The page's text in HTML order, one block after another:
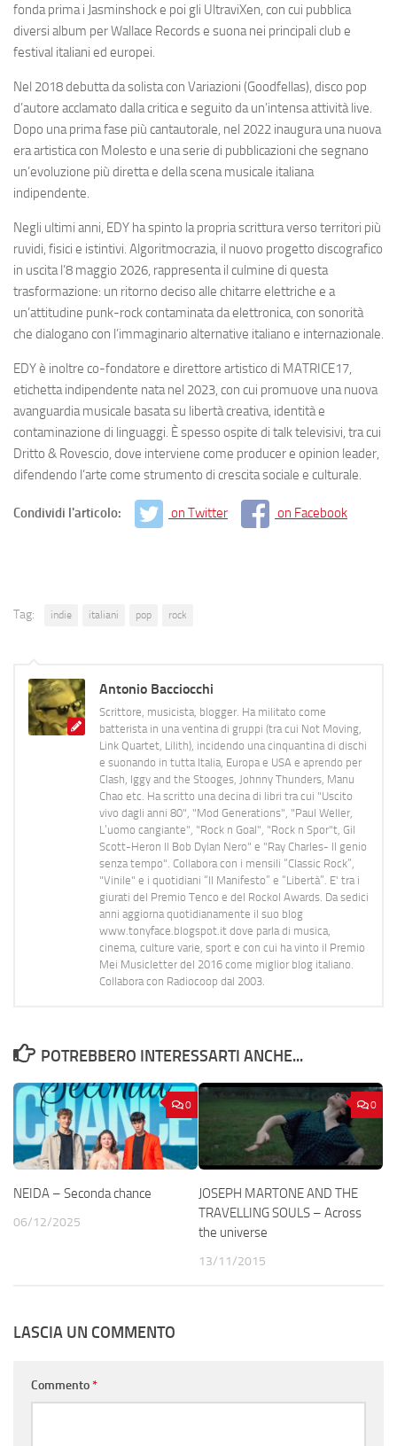
fonda prima i Jasminshock e poi gli UltraviXen, con cui pubblica
diversi album per Wallace Records e suona nei principali club e
festival italiani ed europei.
Nel 2018 debutta da solista con Variazioni (Goodfellas), disco pop
d’autore acclamato dalla critica e seguito da un’intensa attività live.
Dopo una prima fase più cantautorale, nel 2022 inaugura una nuova
era artistica con Molesto e una serie di pubblicazioni che segnano
un’evoluzione più diretta e della scena musicale italiana
indipendente.
Negli ultimi anni, EDY ha spinto la propria scrittura verso territori più
ruvidi, fisici e istintivi. Algoritmocrazia, il nuovo progetto discografico
in uscita l’8 maggio 2026, rappresenta il culmine di questa
trasformazione: un ritorno deciso alle chitarre elettriche e a
un’attitudine punk-rock contaminata da elettronica, con sonorità
che dialogano con l’immaginario alternative italiano e internazionale.
EDY è inoltre co-fondatore e direttore artistico di MATRICE17,
etichetta indipendente nata nel 2023, con cui promuove una nuova
avanguardia musicale basata su libertà creativa, identità e
contaminazione di linguaggi. È spesso ospite di talk televisivi, tra cui
Dritto & Rovescio, dove interviene come producer e opinion leader,
difendendo l’arte come strumento di crescita sociale e culturale.
Condividi l'articolo: on Twitter on Facebook
Tag: indie italiani pop rock
Antonio Bacciocchi
Scrittore, musicista, blogger. Ha militato come
batterista in una ventina di gruppi (tra cui Not Moving,
Link Quartet, Lilith), incidendo una cinquantina di dischi
e suonando in tutta Italia, Europa e USA e aprendo per
Clash, Iggy and the Stooges, Johnny Thunders, Manu
Chao etc. Ha scritto una decina di libri tra cui "Uscito
vivo dagli anni 80", "Mod Generations", "Paul Weller,
L’uomo cangiante", "Rock n Goal", "Rock n Spor"t, Gil
Scott-Heron Il Bob Dylan Nero" e "Ray Charles- Il genio
senza tempo". Collabora con i mensili “Classic Rock”,
"Vinile" e i quotidiani “Il Manifesto” e “Libertà”. E' tra i
giurati del Premio Tenco e del Rockol Awards. Da sedici
anni aggiorna quotidianamente il suo blog
www.tonyface.blogspot.it dove parla di musica,
cinema, culture varie, sport e con cui ha vinto il Premio
Mei Musicletter del 2016 come miglior blog italiano.
Collabora con Radiocoop dal 2003.
POTREBBERO INTERESSARTI ANCHE...
0
NEIDA – Seconda chance
06/12/2025
0
JOSEPH MARTONE AND THE
TRAVELLING SOULS – Across
the universe
13/11/2015
LASCIA UN COMMENTO
Commento*